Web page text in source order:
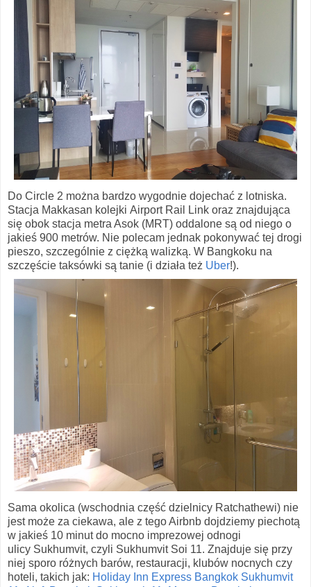
Do Circle 2 można bardzo wygodnie dojechać z lotniska.
Stacja Makkasan kolejki Airport Rail Link oraz znajdująca
się obok stacja metra Asok (MRT) oddalone są od niego o
jakieś 900 metrów. Nie polecam jednak pokonywać tej drogi
pieszo, szczególnie z ciężką walizką. W Bangkoku na
szczęście taksówki są tanie (i działa też Uber!).
Sama okolica (wschodnia część dzielnicy Ratchathewi) nie
jest może za ciekawa, ale z tego Airbnb dojdziemy piechotą
w jakieś 10 minut do mocno imprezowej odnogi
ulicy Sukhumvit, czyli Sukhumvit Soi 11. Znajduje się przy
niej sporo różnych barów, restauracji, klubów nocnych czy
hoteli, takich jak: Holiday Inn Express Bangkok Sukhumvit